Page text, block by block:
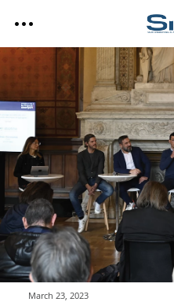
March 23, 2023
Search
Media Kit
SITL Daily Media Kit
Tags